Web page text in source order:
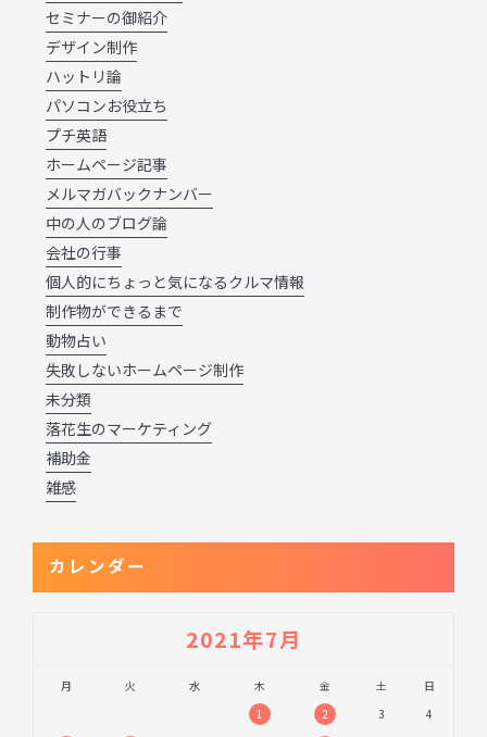
セミナーの御紹介
デザイン制作
ハットリ論
パソコンお役立ち
プチ英語
ホームページ記事
メルマガバックナンバー
中の人のブログ論
会社の行事
個人的にちょっと気になるクルマ情報
制作物ができるまで
動物占い
失敗しないホームページ制作
未分類
落花生のマーケティング
補助金
雑感
カレンダー
2021年7月
月 火 水 木 金 土
日
1
2 3
4